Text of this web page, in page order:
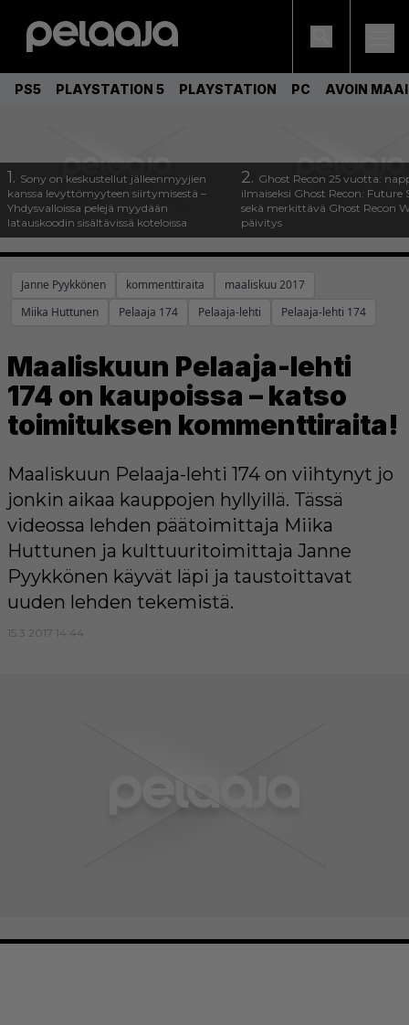
PS5 PLAYSTATION 5 PLAYSTATION PC AVOIN
1. Sony on keskustellut jälleenmyyjien
kanssa levyttömyyteen siirtymisestä –
Yhdysvalloissa pelejä myydään
latauskoodin sisältävissä koteloissa
2. Ghost Recon 25 vuotta:
ilmaiseksi Ghost Recon: Future
sekä merkittävä Ghost Recon
päivitys
Janne Pyykkönen kommenttiraita
maaliskuu 2017
Miika Huttunen
Pelaaja 174 Pelaaja-lehti Pelaaja-lehti 174
Maaliskuun Pelaaja-lehti
174 on kaupoissa – katso
toimituksen kommenttiraita!
Maaliskuun Pelaaja-lehti 174 on viihtynyt jo
jonkin aikaa kauppojen hyllyillä. Tässä
videossa lehden päätoimittaja Miika
Huttunen ja kulttuuritoimittaja Janne
Pyykkönen käyvät läpi ja taustoittavat
uuden lehden tekemistä.
15.3.2017 14:44